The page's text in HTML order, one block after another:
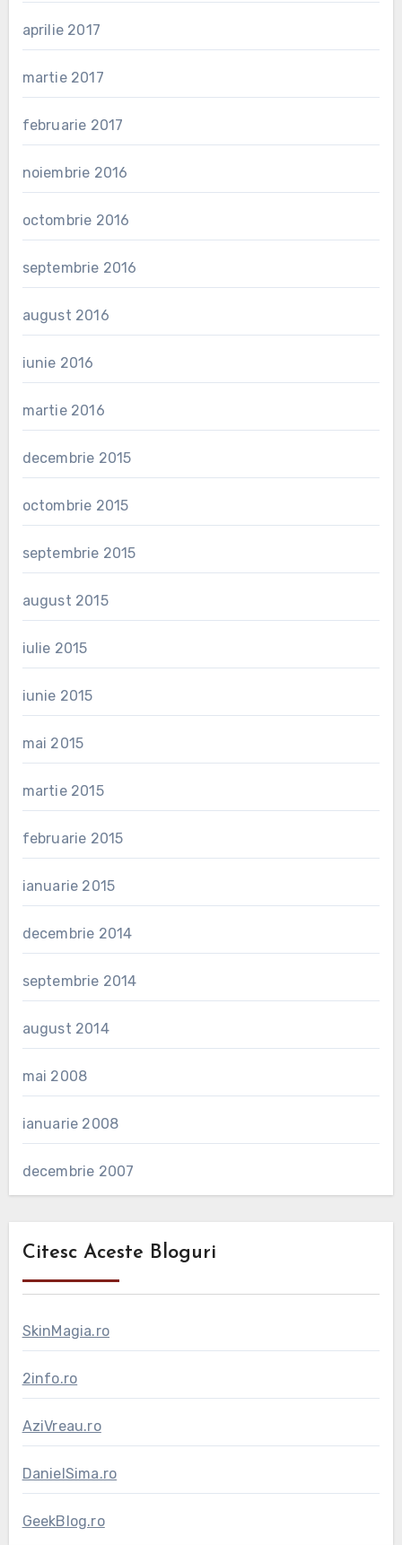
aprilie 2017
martie 2017
februarie 2017
noiembrie 2016
octombrie 2016
septembrie 2016
august 2016
iunie 2016
martie 2016
decembrie 2015
octombrie 2015
septembrie 2015
august 2015
iulie 2015
iunie 2015
mai 2015
martie 2015
februarie 2015
ianuarie 2015
decembrie 2014
septembrie 2014
august 2014
mai 2008
ianuarie 2008
decembrie 2007
Citesc Aceste Bloguri
SkinMagia.ro
2info.ro
AziVreau.ro
DanielSima.ro
GeekBlog.ro